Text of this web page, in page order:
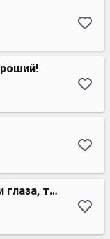
Я не забуду никогда твои глаза, твою улыбку